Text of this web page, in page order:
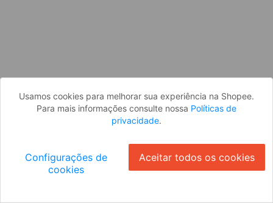
Usamos cookies para melhorar sua experiência na Shopee.
Para mais informações consulte nossa Políticas de
privacidade.
Configurações de
cookies
Aceitar todos os cookies